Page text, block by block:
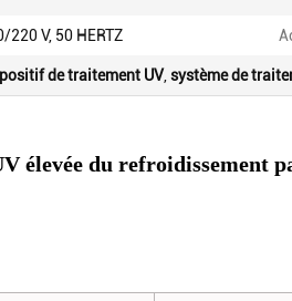
220 V, 50 HERTZ
de traitement UV système de
élevée du refroidissement